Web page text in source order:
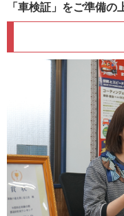
「車検証」をご準備の